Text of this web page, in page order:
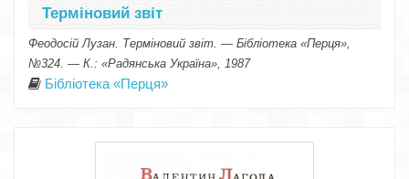
Терміновий звіт
Феодосій Лузан. Терміновий звіт. — Бібліотека «Перця»,
№324. — К.: «Радянська Україна», 1987
Бібліотека «Перця»